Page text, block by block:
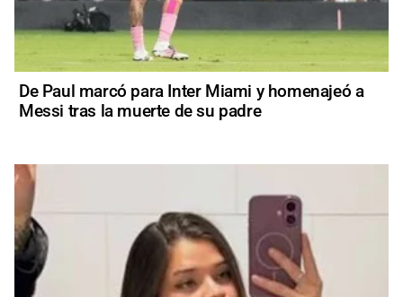
De Paul marcó para Inter Miami y homenajeó a
Messi tras la muerte de su padre